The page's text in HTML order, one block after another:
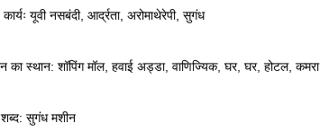
यूवी नसबंदी, आर्द्रता, अरोमाथेरेपी, सुगंध
का स्थान: शॉपिंग मॉल, हवाई अड्डा, वाणिज्यिक, घर, घर, होटल, कमरा
सुगंध मशीन